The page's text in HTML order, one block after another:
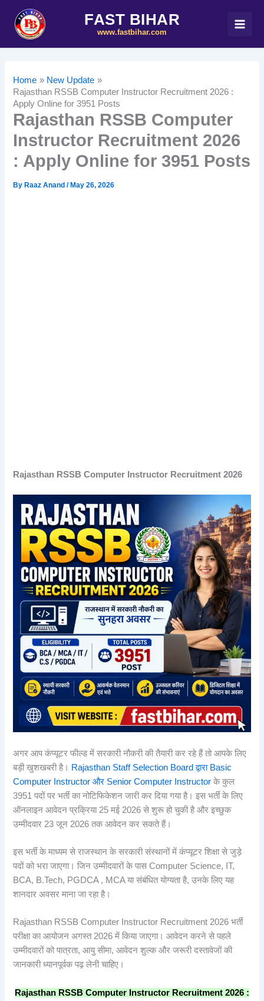
content
FAST BIHAR
www.fastbihar.com
Home
New Update
Rajasthan RSSB Computer Instructor Recruitment 2026 :
Apply Online for 3951 Posts
Rajasthan RSSB Computer
Instructor Recruitment 2026
: Apply Online for 3951 Posts
By Raaz Anand/ May 26, 2026
Rajasthan RSSB Computer Instructor Recruitment 2026
अगर आप कंप्यूटर फील्ड में सरकारी नौकरी की तैयारी कर रहे हैं तो आपके लिए
बड़ी खुशखबरी है। Rajasthan Staff Selection Board द्वारा Basic
Computer Instructor और Senior Computer Instructor के कुल
3951 पदों पर भर्ती का नोटिफिकेशन जारी कर दिया गया है। इस भर्ती के लिए
ऑनलाइन आवेदन प्रक्रिया 25 मई 2026 से शुरू हो चुकी है और इच्छुक
उम्मीदवार 23 जून 2026 तक आवेदन कर सकते हैं।
इस भर्ती के माध्यम से राजस्थान के सरकारी संस्थानों में कंप्यूटर शिक्षा से जुड़े
पदों को भरा जाएगा। जिन उम्मीदवारों के पास Computer Science, IT,
BCA, B.Tech, PGDCA , MCA या संबंधित योग्यता है, उनके लिए यह
शानदार अवसर माना जा रहा है।
Rajasthan RSSB Computer Instructor Recruitment 2026 भर्ती
परीक्षा का आयोजन अगस्त 2026 में किया जाएगा। आवेदन करने से पहले
उम्मीदवारों को पात्रता, आयु सीमा, आवेदन शुल्क और जरूरी दस्तावेजों की
जानकारी ध्यानपूर्वक पढ़ लेनी चाहिए।
Rajasthan RSSB Computer Instructor Recruitment 2026 :